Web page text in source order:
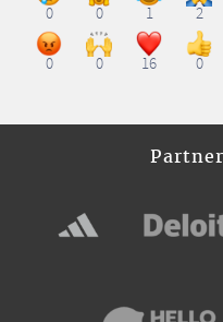
0 0 1 2
0 0 16 0